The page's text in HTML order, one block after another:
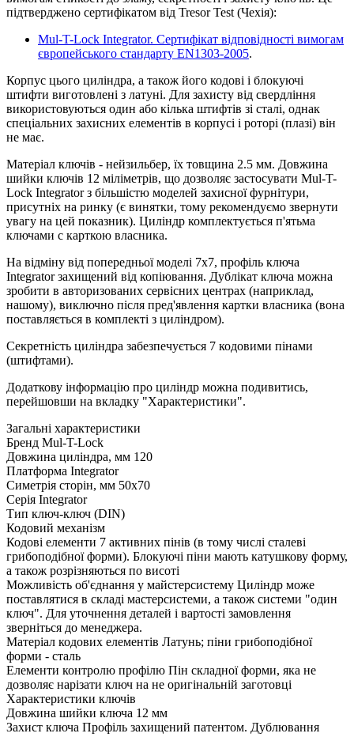
підтверджено сертифікатом від Tresor Test (Чехія):
Mul-T-Lock Integrator. Сертифікат відповідності вимогам
європейського стандарту EN1303-2005.
Корпус цього циліндра, а також його кодові і блокуючі
штифти виготовлені з латуні. Для захисту від свердління
використовуються один або кілька штифтів зі сталі, однак
спеціальних захисних елементів в корпусі і роторі (плазі) він
не має.
Матеріал ключів - нейзильбер, їх товщина 2.5 мм. Довжина
шийки ключів 12 міліметрів, що дозволяє застосувати Mul-T-
Lock Integrator з більшістю моделей захисної фурнітури,
присутніх на ринку (є винятки, тому рекомендуємо звернути
увагу на цей показник). Циліндр комплектується п'ятьма
ключами c карткою власника.
На відміну від попередньої моделі 7х7, профіль ключа
Integrator захищений від копіювання. Дублікат ключа можна
зробити в авторизованих сервісних центрах (наприклад,
нашому), виключно після пред'явлення картки власника (вона
поставляється в комплекті з циліндром).
Секретність циліндра забезпечується 7 кодовими пінами
(штифтами).
Додаткову інформацію про циліндр можна подивитись,
перейшовши на вкладку "Характеристики".
Загальні характеристики
Бренд Mul-T-Lock
Довжина циліндра, мм 120
Платформа Integrator
Симетрія сторін, мм 50x70
Серія Integrator
Тип ключ-ключ (DIN)
Кодовий механізм
Кодові елементи 7 активних пінів (в тому числі сталеві
грибоподібної форми). Блокуючі піни мають катушкову форму,
а також розрізняються по висоті
Можливість об'єднання у майстерсистему Циліндр може
поставлятися в складі мастерсистеми, а також системи "один
ключ". Для уточнення деталей і вартості замовлення
зверніться до менеджера.
Матеріал кодових елементів Латунь; піни грибоподібної
форми - сталь
Елементи контролю профілю Пін складної форми, яка не
дозволяє нарізати ключ на не оригінальній заготовці
Характеристики ключів
Довжина шийки ключа 12 мм
Захист ключа Профіль захищений патентом. Дублювання